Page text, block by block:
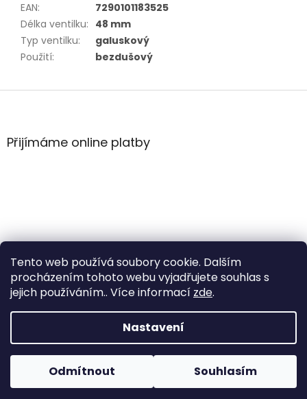
Tento web používá soubory cookie. Dalším
procházením tohoto webu vyjadřujete souhlas s
jejich používáním.. Více informací zde.
Nastavení
Odmítnout Souhlasím
EAN:
7290101183525
Délka ventilku: 48 mm
Typ ventilku:
galuskový
Použití: bezdušový
Z
aPřijímáme online platby
Vytvořil Shoptet
Copyright 2026WintersportHK. Všechna práva